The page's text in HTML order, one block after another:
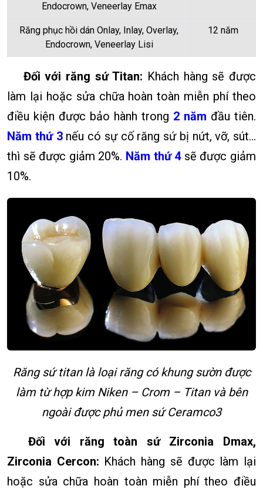
Endocrown, Veneerlay Emax
Răng phục hồi dán Onlay, Inlay, Overlay,
Endocrown, Veneerlay Lisi
12 năm
Đối với răng sứ Titan: Khách hàng sẽ được
làm lại hoặc sửa chữa hoàn toàn miễn phí theo
điều kiện được bảo hành trong 2 năm đầu tiên.
Năm thứ 3nếu có sự cố răng sứ bị nứt, vỡ, sút…
thì sẽ được giảm 20%. Năm thứ 4sẽ được giảm
10%.
Răng sứ titan là loại răng có khung sườn được
làm từ hợp kim Niken – Crom – Titan và bên
ngoài được phủ men sứ Ceramco3
Đối với răng toàn sứ Zirconia Dmax,
Zirconia Cercon: Khách hàng sẽ được làm lại
hoặc sửa chữa hoàn toàn miễn phí theo điều